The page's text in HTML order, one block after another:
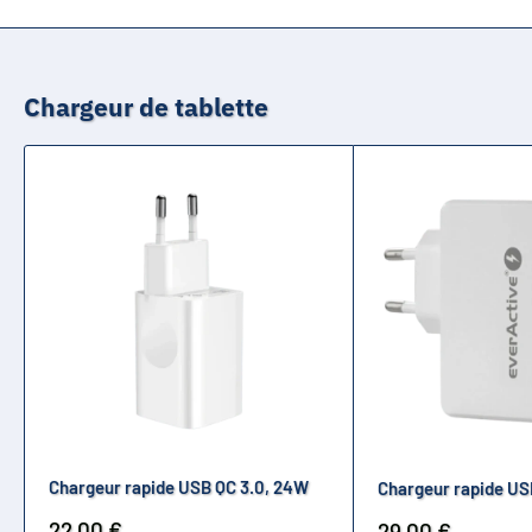
Chargeur de tablette
Chargeur rapide USB QC 3.0, 24W Chargeur rapide